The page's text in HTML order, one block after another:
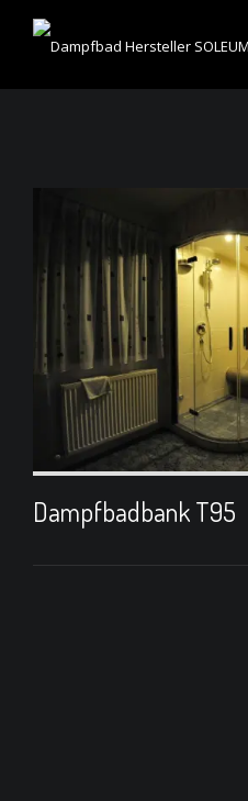
Dampfbadbank T95